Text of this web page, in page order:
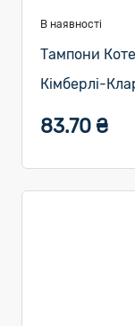
В наявності
Тампони
Кімберлі-
83.70 ₴